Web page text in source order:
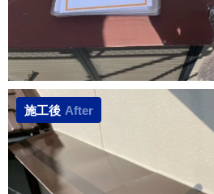
施工後 After